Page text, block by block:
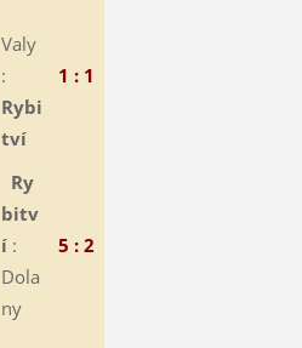
Valy
:
Rybi
tví
1 : 1
Ry
bitv
í :
Dola
ny
5 : 2